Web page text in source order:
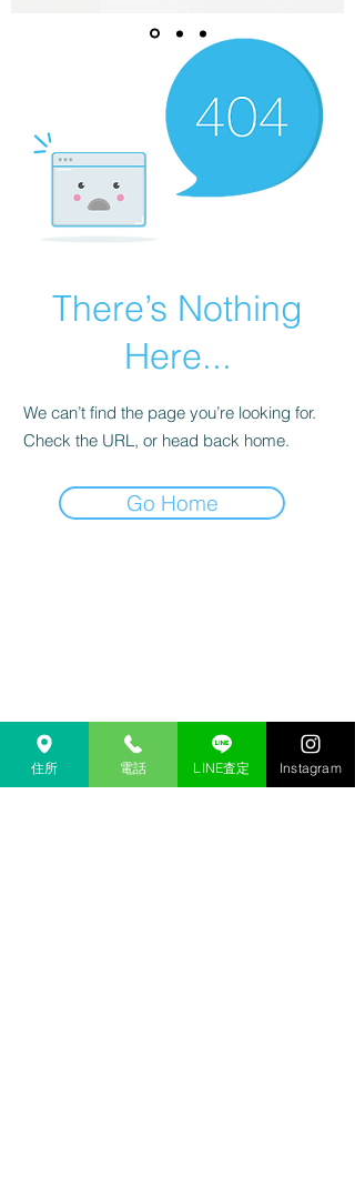
There’s Nothing
Here...
We can’t find the page you’re looking for.
Check the URL, or head back home.
Go Home
住所 電話 LINE査定 Instagram